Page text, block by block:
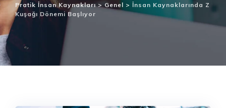
Pratik İnsan Kaynakları> Genel > İnsan Kaynaklarında Z
Kuşağı Dönemi Başlıyor